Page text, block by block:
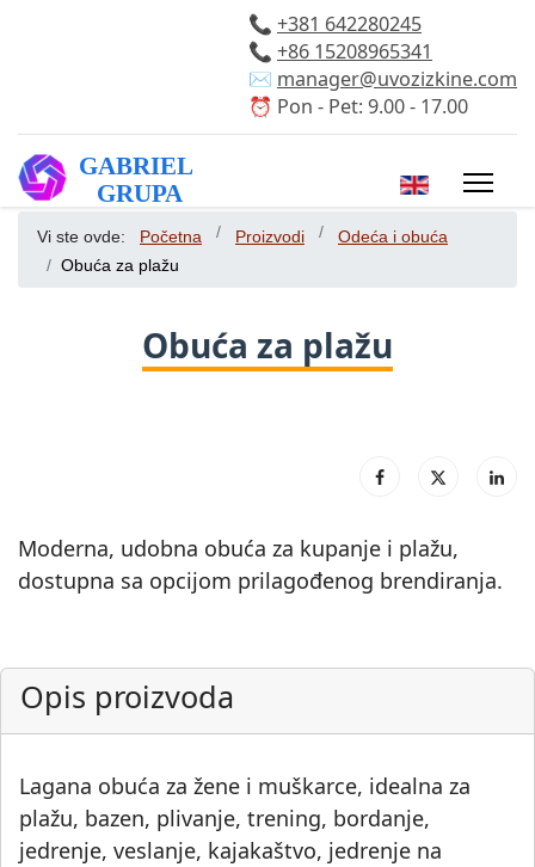
📞 +381 642280245
📞 +86 15208965341
✉️ manager@uvozizkine.com
⏰ Pon - Pet: 9.00 - 17.00
Izaberite vaš
Vi ste ovde: Početna Proizvodi
Odeća i obuća
Obuća za plažu
Obuća za plažu
Moderna, udobna obuća za kupanje i plažu,
dostupna sa opcijom prilagođenog brendiranja.
Opis proizvoda
Lagana obuća za žene i muškarce, idealna za
plažu, bazen, plivanje, trening, bordanje,
jedrenje, veslanje, kajakaštvo, jedrenje na